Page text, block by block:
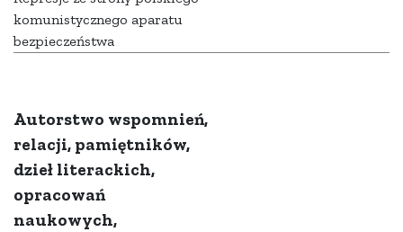
komunistycznego aparatu
bezpieczeństwa
Autorstwo wspomnień,
relacji, pamiętników,
dzieł literackich,
opracowań
naukowych,